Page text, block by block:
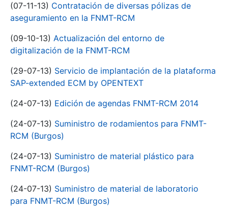
(07-11-13) Contratación de diversas pólizas de
aseguramiento en la FNMT-RCM
(09-10-13) Actualización del entorno de
digitalización de la FNMT-RCM
(29-07-13) Servicio de implantación de la plataforma
SAP-extended ECM by OPENTEXT
(24-07-13) Edición de agendas FNMT-RCM 2014
(24-07-13) Suministro de rodamientos para FNMT-
RCM (Burgos)
(24-07-13) Suministro de material plástico para
FNMT-RCM (Burgos)
(24-07-13) Suministro de material de laboratorio
para FNMT-RCM (Burgos)